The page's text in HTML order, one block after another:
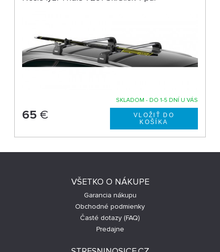
SKLADOM - DO 1-5 DNÍ U VÁS
65 €
VŠETKO O NÁKUPE
Garancia nákupu
Obchodné podmienky
Časté dotazy (FAQ)
Predajne